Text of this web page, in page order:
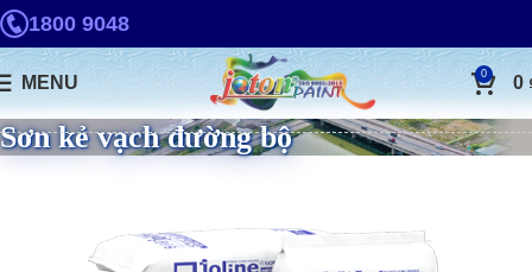
1800 9048
MENU 0 0
Sơn kẻ vạch đường bộ